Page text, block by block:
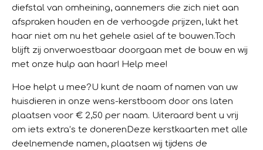
diefstal van omheining, aannemers die zich niet aan
afspraken houden en de verhoogde prijzen, lukt het
haar niet om nu het gehele asiel af te bouwen.Toch
blijft zij onverwoestbaar doorgaan met de bouw en wij
met onze hulp aan haar! Help mee!
Hoe helpt u mee?U kunt de naam of namen van uw
huisdieren in onze wens-kerstboom door ons laten
plaatsen voor € 2,50 per naam. Uiteraard bent u vrij
om iets extra’s te donerenDeze kerstkaarten met alle
deelnemende namen, plaatsen wij tijdens de